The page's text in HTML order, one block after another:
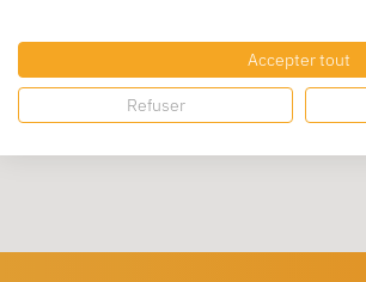
Support pourAccepter tout
Refuser